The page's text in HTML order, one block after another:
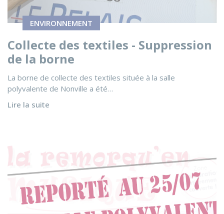
ENVIRONNEMENT
Collecte des textiles - Suppression
de la borne
La borne de collecte des textiles située à la salle
polyvalente de Nonville a été…
Lire la suite